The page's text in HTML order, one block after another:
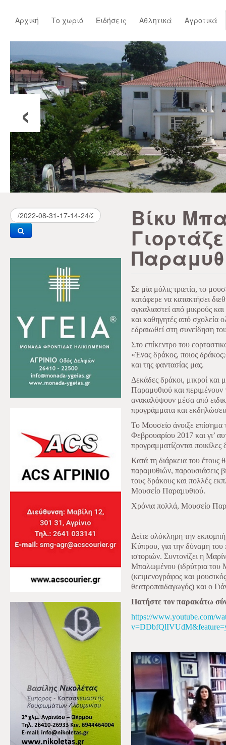
Αρχική Το χωριό Ειδήσεις Αθλητικά Αγροτικά
‹
Βίκυ
Σε μία μόλις τριετία, το
κατάφερε να κατακτήσει
αγκαλιαστεί από μικρούς
και καθηγητές από σχολεία
εδραιωθεί στη συνείδηση
Στο επίκεντρο του
«Ένας δράκος, ποιος
και της φαντασίας μας.
Δεκάδες δράκοι, μικροί και
Παραμυθιού και περιμένουν
ανακαλύψουν μέσα από
προγράμματα και
Το Μουσείο άνοιξε επίσημα
Φεβρουαρίου 2017 και γι’
προγραμματίζονται
Κατά τη διάρκεια του έτους
παραμυθιών, παρουσιάσεις
τους δράκους και πολλές
Μουσείο Παραμυθιού.
Χρόνια πολλά, Μουσείο
Δείτε ολόκληρη την
Κύπρου, για την δύναμη του
ιστοριών. Συντονίζει η
Μπαλωμένου (ιδρύτρια του
(κειμενογράφος και
θεατροπαιδαγωγός) και ο
Πατήστε τον παρακάτω
https://www.youtube.com/